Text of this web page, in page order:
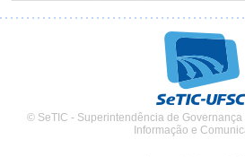
© SeTIC - Superintendência de
Informação e